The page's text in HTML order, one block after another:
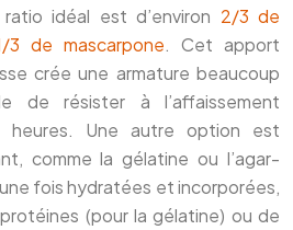
idéal est d’environ 2/3 de
de mascarpone. Cet apport
crée une armature beaucoup
de résister à l’affaissement
Une autre option est
comme la gélatine ou l’agar-
fois hydratées et incorporées,
(pour la gélatine) ou de